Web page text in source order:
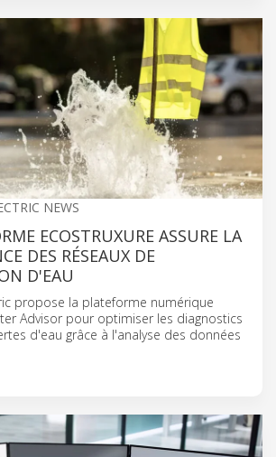
NEWS
ECOSTRUXURE ASSURE LA
DES RÉSEAUX DE
D'EAU
propose la plateforme numérique
Advisor pour optimiser les diagnostics
d'eau grâce à l'analyse des données